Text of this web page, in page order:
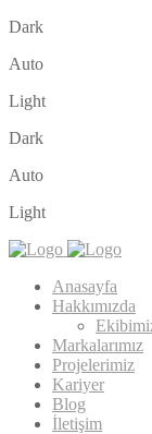
Dark
Auto
Light
Dark
Auto
Light
Anasayfa
Hakkımızda
Markalarımız
Projelerimiz
Kariyer
Blog
İletişim